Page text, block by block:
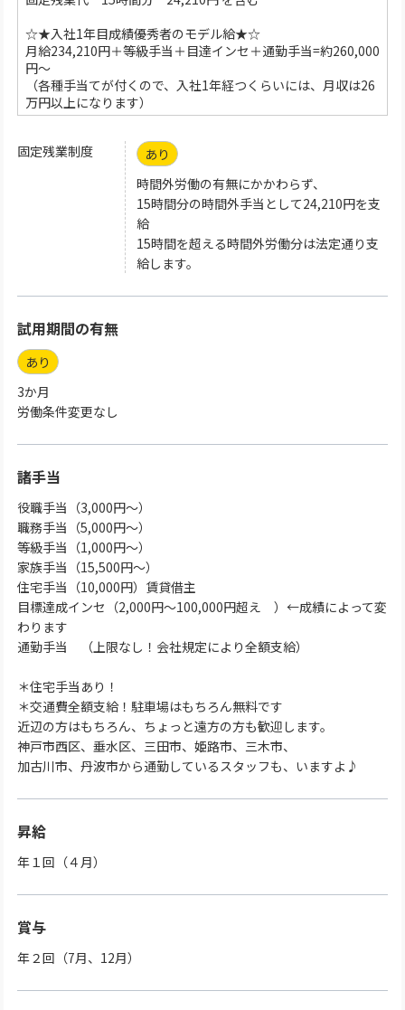
☆★入社1年目成績優秀者のモデル給★☆
月給234,210円＋等級手当＋目達インセ＋通勤手当=約260,000
円～
（各種手当てが付くので、入社1年経つくらいには、月収は26
万円以上になります）
固定残業制度
あり
時間外労働の有無にかかわらず、
15時間分の時間外手当として24,210円を支
給
15時間を超える時間外労働分は法定通り支
給します。
試用期間の有無
あり
3か月
労働条件変更なし
諸手当
役職手当（3,000円～）
職務手当（5,000円〜）
等級手当（1,000円〜）
家族手当（15,500円～）
住宅手当（10,000円）賃貸借主
目標達成インセ（2,000円～100,000円超え ）←成績によって変
わります
通勤手当 （上限なし！会社規定により全額支給）
＊住宅手当あり！
＊交通費全額支給！駐車場はもちろん無料です
近辺の方はもちろん、ちょっと遠方の方も歓迎します。
神戸市西区、垂水区、三田市、姫路市、三木市、
加古川市、丹波市から通勤しているスタッフも、いますよ♪
昇給
年１回（４月）
賞与
年２回（7月、12月）